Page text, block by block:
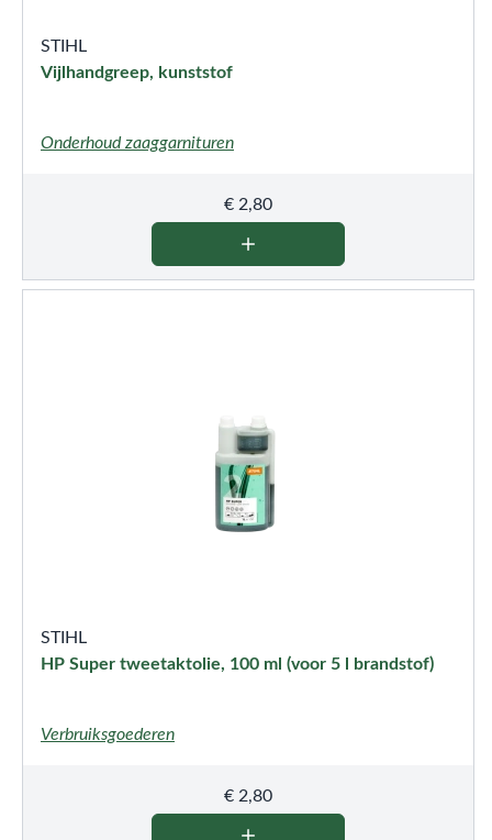
STIHL
Vijlhandgreep, kunststof
Onderhoud zaaggarnituren
€ 2,80
STIHL
HP Super tweetaktolie, 100 ml (voor 5 l brandstof)
Verbruiksgoederen
€ 2,80